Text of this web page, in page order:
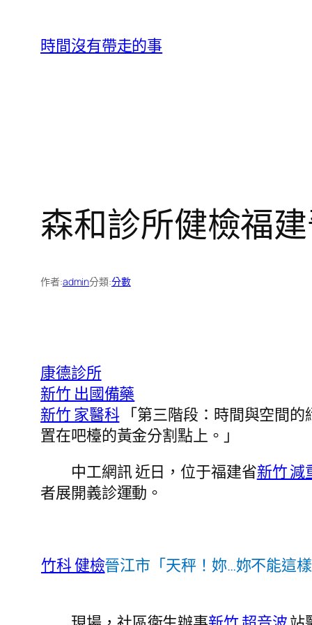
時間沒有帶走的事
森和診所健檢福
作者:admin分類:分數
康德診所
新竹 出國備藥
新竹 家醫科「第三階段：時間與空間的
置在吧檯的黃金分割點上。」
中工網訊 近日，位于福建省新竹 減
者展開義診運動。
竹科 健檢晉江市「天秤！妳…妳不能這